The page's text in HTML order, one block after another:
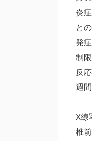
炎
と
発
制
反
週
X線
椎